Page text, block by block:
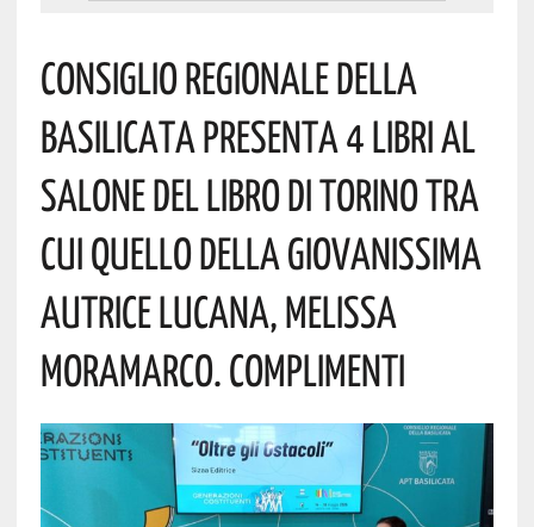
Consiglio Regionale Della
Basilicata Presenta 4 Libri Al
Salone Del Libro Di Torino Tra
Cui Quello Della Giovanissima
Autrice Lucana, Melissa
Moramarco. Complimenti